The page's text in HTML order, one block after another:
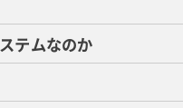
テムなのか